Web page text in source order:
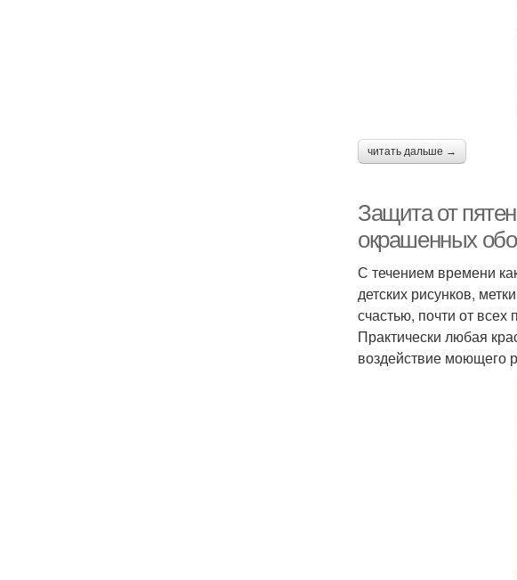
читать дальше →
Защита от
окрашенных
С течением времени
детских рисунков,
счастью, почти от
Практически любая
воздействие моющего